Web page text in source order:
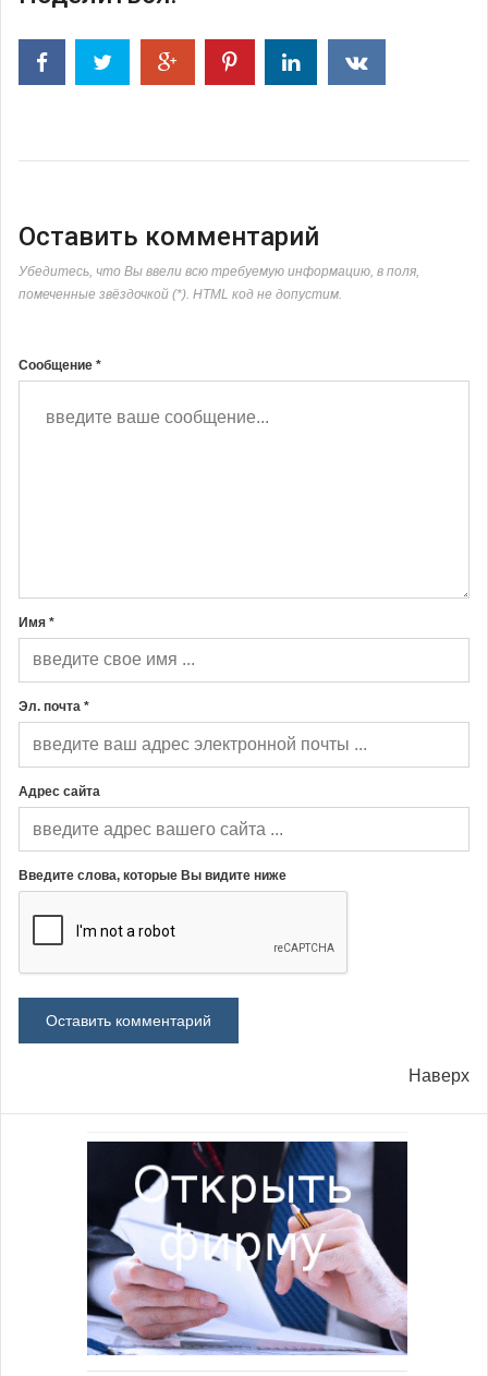
Оставить комментарий
Убедитесь, что Вы ввели всю требуемую информацию, в поля,
помеченные звёздочкой (*). HTML код не допустим.
Сообщение *
Имя *
Эл. почта *
Адрес сайта
Введите слова, которые Вы видите ниже
Наверх